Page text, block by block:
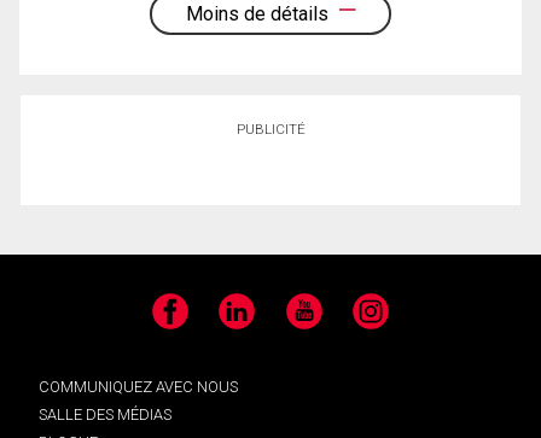
Moins de détails
PUBLICITÉ
Facebook LinkedIn YouTube Instagram
COMMUNIQUEZ AVEC NOUS
SALLE DES MÉDIAS